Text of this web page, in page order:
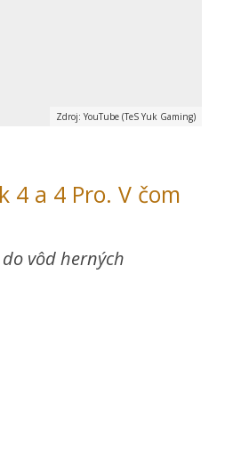
Zdroj: YouTube (TeS Yuk Gaming)
4 a 4 Pro. V čom
vôd herných